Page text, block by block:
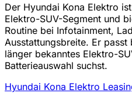
Der Hyundai Kona Elektro
Elektro-SUV-Segment und
Routine bei Infotainment,
Ausstattungsbreite. Er
länger bekanntes Elektro-
Batterieauswahl suchst.
Hyundai Kona Elektro